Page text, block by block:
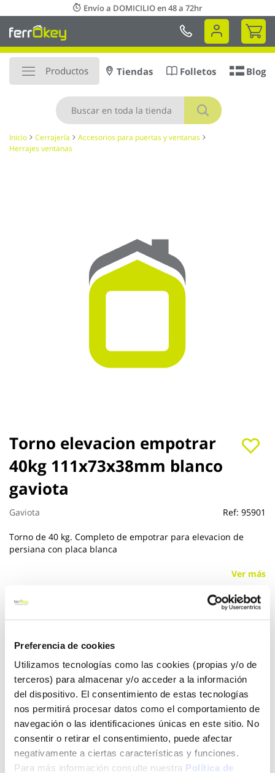
Preferencia de cookies
Utilizamos tecnologías como las cookies (propias y/o de
terceros) para almacenar y/o acceder a la información
del dispositivo. El consentimiento de estas tecnologías
nos permitirá procesar datos como el comportamiento de
navegación o las identificaciones únicas en este sitio. No
consentir o retirar el consentimiento, puede afectar
negativamente a ciertas características y funciones.
Para más información consulte nuestra Política de
al
contenido
Envío a DOMICILIO en 48 a 72hr
Mi
Productos
Buscar
Tiendas Folletos Blog
Inicio Cerrajería
Accesorios para puertas y ventanas
Herrajes ventanas
Torno elevacion empotrar
40kg 111x73x38mm blanco
gaviota
Gaviota Ref: 95901
Torno de 40 kg. Completo de empotrar para elevacion de
persiana con placa blanca
Ver más
29,90 €
Click&Collect - Recogida gratis
en nuestras tiendas
Envío a domicilio:
5 días hábiles
+ INFO
Saltar
al
comienzo
de
la
galería
de